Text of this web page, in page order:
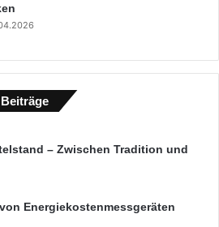
– Zwischen Tradition und
Energiekostenmessgeräten